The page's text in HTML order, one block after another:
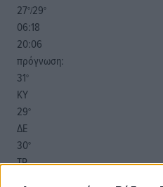
27°/29°
06:18
20:06
πρόγνωση:
31°
ΚΥ
29°
ΔΕ
30°
ΤΡ